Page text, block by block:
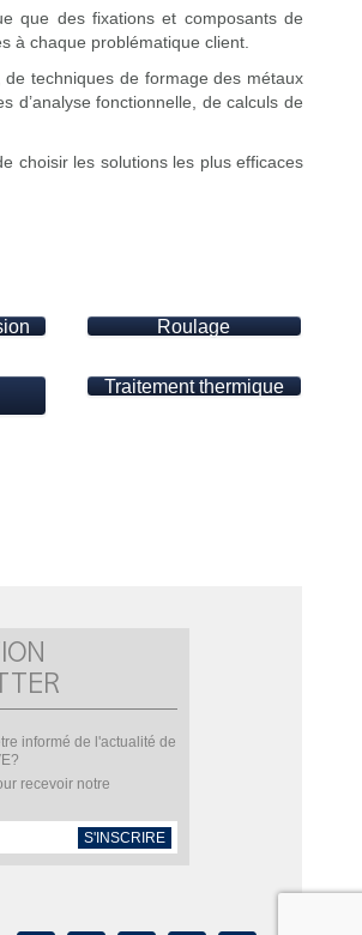
que des fixations et composants de
à chaque problématique client.
techniques de formage des métaux
d’analyse fonctionnelle, de calculs de
choisir les solutions les plus efficaces
Roulage
Traitement thermique
informé de l'actualité de
recevoir notre
S'INSCRIRE